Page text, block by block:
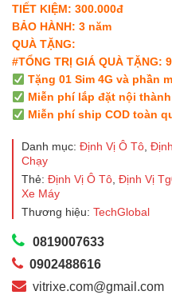
1.990.000
TIẾT KIỆM: 300.000đ
BẢO HÀNH: 3 năm
QUÀ TẶNG:
#TỔNG TRỊ GIÁ QUÀ TẶNG:
Tặng 01 Sim 4G và phần
Miễn phí lắp đặt nội
Miễn phí ship COD toàn
Danh mục: Định Vị Ô Tô,
Chạy
Thẻ: Định Vị Ô Tô, Định Vị
Xe Máy
Thương hiệu: TechGlobal
0819007633
0902488616
vitrixe.com@gmail.com